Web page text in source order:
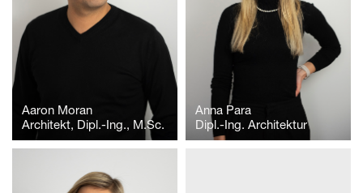
Aaron Moran
Architekt, Dipl.-Ing., M.Sc.
Anna Para
Dipl.-Ing. Architektur